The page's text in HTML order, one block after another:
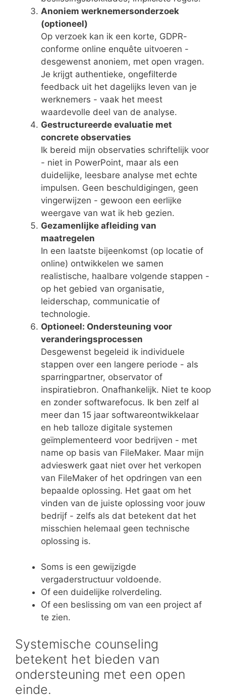
Anoniem werknemersonderzoek
(optioneel)
Op verzoek kan ik een korte, GDPR-
conforme online enquête uitvoeren -
desgewenst anoniem, met open vragen.
Je krijgt authentieke, ongefilterde
feedback uit het dagelijks leven van je
werknemers - vaak het meest
waardevolle deel van de analyse.
Gestructureerde evaluatie met
concrete observaties
Ik bereid mijn observaties schriftelijk voor
- niet in PowerPoint, maar als een
duidelijke, leesbare analyse met echte
impulsen. Geen beschuldigingen, geen
vingerwijzen - gewoon een eerlijke
weergave van wat ik heb gezien.
Gezamenlijke afleiding van
maatregelen
In een laatste bijeenkomst (op locatie of
online) ontwikkelen we samen
realistische, haalbare volgende stappen -
op het gebied van organisatie,
leiderschap, communicatie of
technologie.
Optioneel: Ondersteuning voor
veranderingsprocessen
Desgewenst begeleid ik individuele
stappen over een langere periode - als
sparringpartner, observator of
inspiratiebron. Onafhankelijk. Niet te koop
en zonder softwarefocus. Ik ben zelf al
meer dan 15 jaar softwareontwikkelaar
en heb talloze digitale systemen
geïmplementeerd voor bedrijven - met
name op basis van FileMaker. Maar mijn
advieswerk gaat niet over het verkopen
van FileMaker of het opdringen van een
bepaalde oplossing. Het gaat om het
vinden van de juiste oplossing voor jouw
bedrijf - zelfs als dat betekent dat het
misschien helemaal geen technische
oplossing is.
Soms is een gewijzigde
vergaderstructuur voldoende.
Of een duidelijke rolverdeling.
Of een beslissing om van een project af
te zien.
Systemische counseling
betekent het bieden van
ondersteuning met een open
einde.